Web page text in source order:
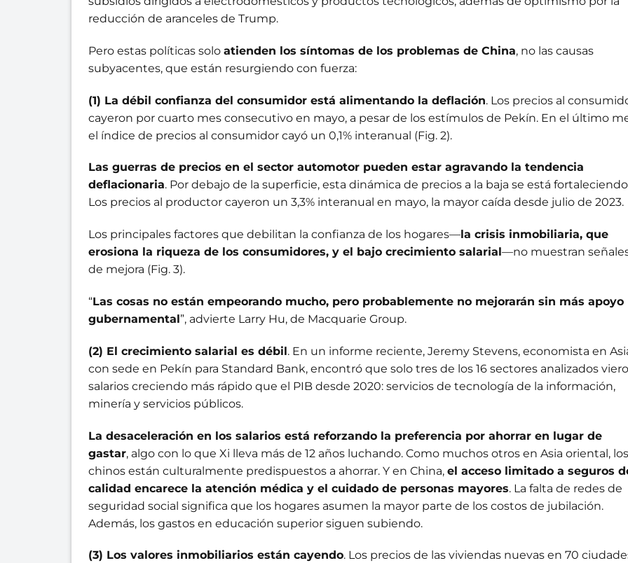
reducción de aranceles de Trump.
Pero estas políticas solo atienden los síntomas de los problemas de China, no las causas
subyacentes, que están resurgiendo con fuerza:
(1) La débil confianza del consumidor está alimentando la deflación. Los precios al
cayeron por cuarto mes consecutivo en mayo, a pesar de los estímulos de Pekín. En el último
el índice de precios al consumidor cayó un 0,1% interanual (Fig. 2).
Las guerras de precios en el sector automotor pueden estar agravando la tendencia
deflacionaria. Por debajo de la superficie, esta dinámica de precios a la baja se está
Los precios al productor cayeron un 3,3% interanual en mayo, la mayor caída desde julio de 2023.
Los principales factores que debilitan la confianza de los hogares—la crisis inmobiliaria, que
erosiona la riqueza de los consumidores, y el bajo crecimiento salarial—no muestran
de mejora (Fig. 3).
“Las cosas no están empeorando mucho, pero probablemente no mejorarán sin más apoyo
gubernamental”, advierte Larry Hu, de Macquarie Group.
(2) El crecimiento salarial es débil. En un informe reciente, Jeremy Stevens, economista en
con sede en Pekín para Standard Bank, encontró que solo tres de los 16 sectores analizados
salarios creciendo más rápido que el PIB desde 2020: servicios de tecnología de la información,
minería y servicios públicos.
La desaceleración en los salarios está reforzando la preferencia por ahorrar en lugar de
gastar, algo con lo que Xi lleva más de 12 años luchando. Como muchos otros en Asia oriental, los
chinos están culturalmente predispuestos a ahorrar. Y en China, el acceso limitado a seguros
calidad encarece la atención médica y el cuidado de personas mayores. La falta de redes de
seguridad social significa que los hogares asumen la mayor parte de los costos de jubilación.
Además, los gastos en educación superior siguen subiendo.
(3) Los valores inmobiliarios están cayendo. Los precios de las viviendas nuevas en 70